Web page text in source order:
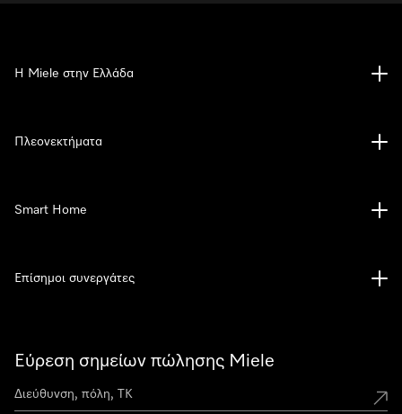
Εύρεση σημείων πώλησης Miele
Η Miele στην Ελλάδα
Πλεονεκτήματα
Smart Home
Επίσημοι συνεργάτες